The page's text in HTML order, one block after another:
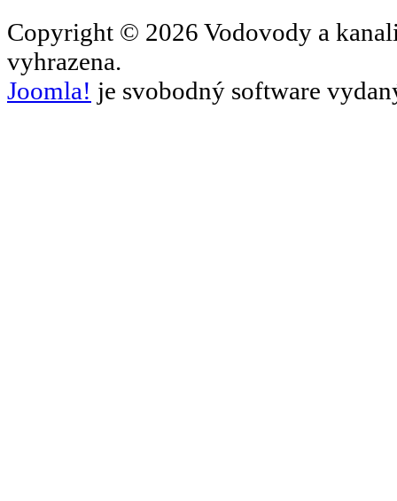
Copyright © 2026 Vodovody a
vyhrazena.
Joomla! je svobodný software